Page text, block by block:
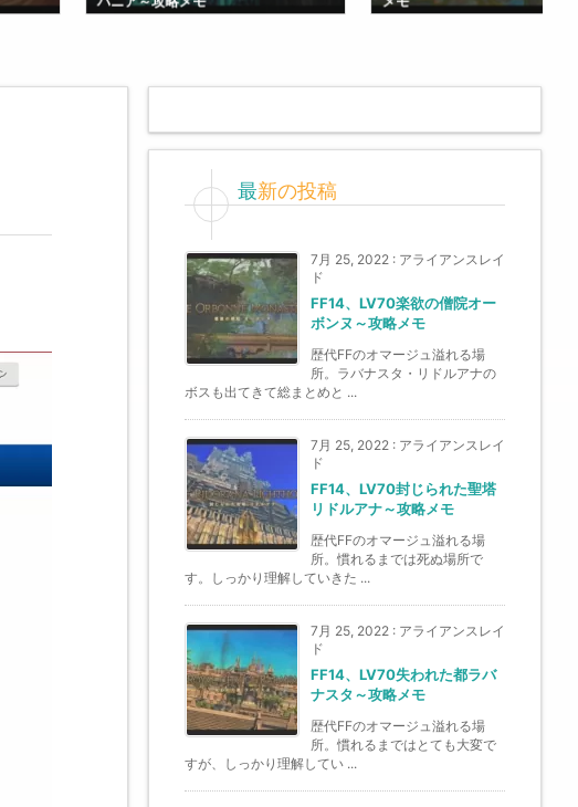
最新の投稿
7月 25, 2022 : アライアンスレイ
ド
FF14、LV70楽欲の僧院オー
ボンヌ～攻略メモ
歴代FFのオマージュ溢れる場
所。ラバナスタ・リドルアナの
ボスも出てきて総まとめと ...
7月 25, 2022 : アライアンスレイ
ド
FF14、LV70封じられた聖塔
リドルアナ～攻略メモ
歴代FFのオマージュ溢れる場
所。慣れるまでは死ぬ場所で
す。しっかり理解していきた ...
7月 25, 2022 : アライアンスレイ
ド
FF14、LV70失われた都ラバ
ナスタ～攻略メモ
歴代FFのオマージュ溢れる場
所。慣れるまではとても大変で
すが、しっかり理解してい ...